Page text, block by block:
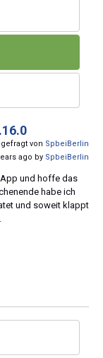
von SpbeiBerlin
ago by SpbeiBerlin
und hoffe das
habe ich
und soweit klappt